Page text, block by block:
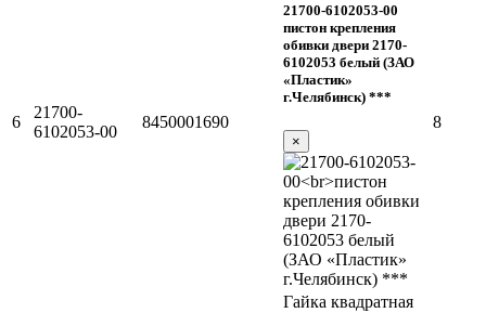
6
21700-
6102053-00
8450001690
21700-6102053-00
пистон крепления
обивки двери 2170-
6102053 белый (ЗАО
«Пластик»
г.Челябинск) ***
×
8
Гайка квадратная